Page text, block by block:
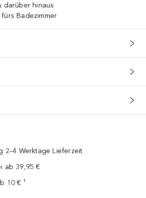
darüber hinaus
Badezimmer
2–4 Werktage Lieferzeit
ab 39,95 €
10 € ¹